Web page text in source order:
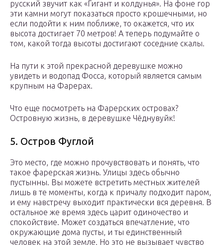
русский звучит как «Гигант и колдунья». На фоне гор
эти камни могут показаться просто крошечными, но
если подойти к ним поближе, то окажется, что их
высота достигает 70 метров! А теперь подумайте о
том, какой тогда высоты достигают соседние скалы.
На пути к этой прекрасной деревушке можно
увидеть и водопад Фосса, который является самым
крупным на Фарерах.
Что еще посмотреть на Фарерских островах?
Островную жизнь, в деревушке Чёднувуйк!
5. Остров Фуглой
Это место, где можно прочувствовать и понять, что
такое фарерская жизнь. Улицы здесь обычно
пустынны. Вы можете встретить местных жителей
лишь в те моменты, когда к причалу подходит паром,
и ему навстречу выходит практически вся деревня. В
остальное же время здесь царит одиночество и
спокойствие. Может создаться впечатление, что
окружающие дома пусты, и ты единственный
человек на этой земле. Но это не вызывает чувство